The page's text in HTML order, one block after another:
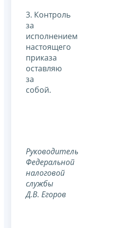
3. Контроль
за
исполнением
настоящего
приказа
оставляю
за
собой.
Руководитель
Федеральной
налоговой
службы
Д.В. Егоров